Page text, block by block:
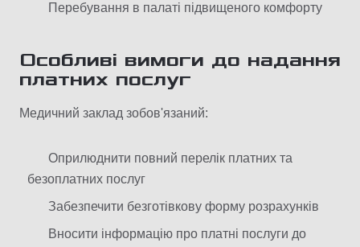
Перебування в палаті підвищеного комфорту
Особливі вимоги до надання
платних послуг
Медичний заклад зобов'язаний:
Оприлюднити повний перелік платних та
безоплатних послуг
Забезпечити безготівкову форму розрахунків
Вносити інформацію про платні послуги до